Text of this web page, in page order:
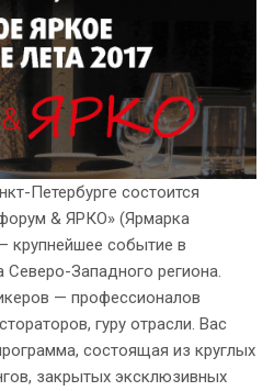
Петербурге состоится
& ЯРКО» (Ярмарка
крупнейшее событие в
Северо-Западного региона.
— профессионалов
гуру отрасли. Вас
состоящая из круглых
закрытых эксклюзивных